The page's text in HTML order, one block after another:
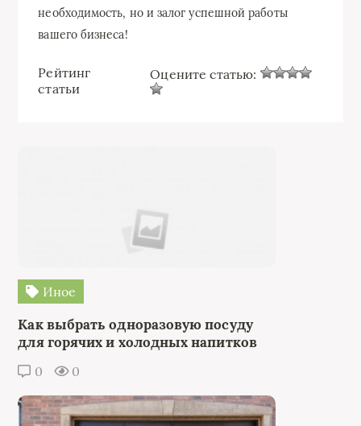
необходимость, но и залог успешной работы
вашего бизнеса!
Рейтинг
статьи
Оцените статью:
Иное
Как выбрать одноразовую посуду
для горячих и холодных напитков
0 0